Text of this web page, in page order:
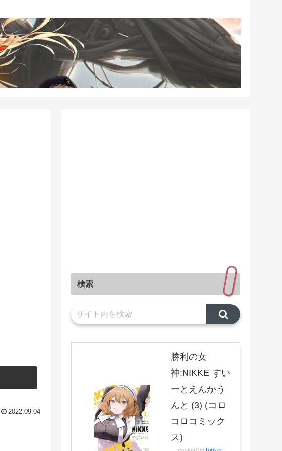
2022.09.04
検索
勝利の女
神:NIKKE すい
ーとえんかう
んと (3) (コロ
コロコミック
ス)